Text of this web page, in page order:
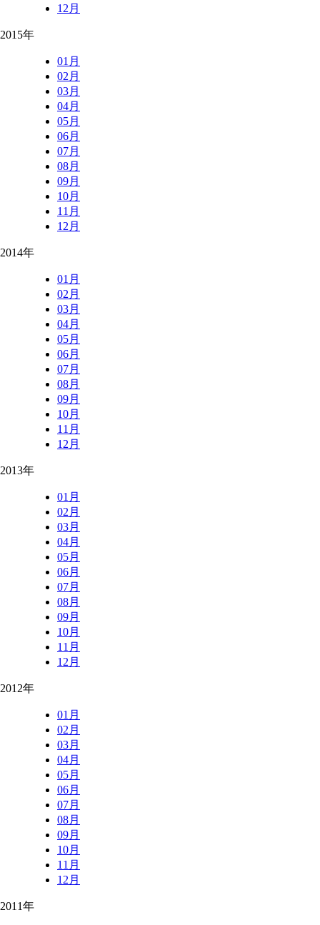
12月
2015年
01月
02月
03月
04月
05月
06月
07月
08月
09月
10月
11月
12月
2014年
01月
02月
03月
04月
05月
06月
07月
08月
09月
10月
11月
12月
2013年
01月
02月
03月
04月
05月
06月
07月
08月
09月
10月
11月
12月
2012年
01月
02月
03月
04月
05月
06月
07月
08月
09月
10月
11月
12月
2011年